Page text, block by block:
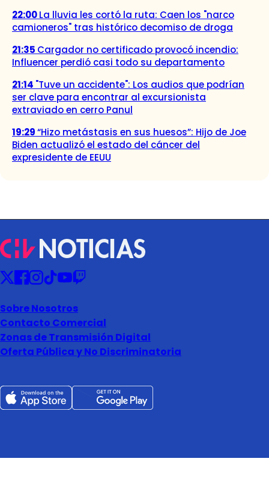
22:00La lluvia les cortó la ruta: Caen los "narco
camioneros" tras histórico decomiso de droga
21:35 Cargador no certificado provocó incendio:
Influencer perdió casi todo su departamento
21:14 "Tuve un accidente": Los audios que podrían
ser clave para encontrar al excursionista
extraviado en cerro Panul
19:29“Hizo metástasis en sus huesos”: Hijo de Joe
Biden actualizó el estado del cáncer del
expresidente de EEUU
Sobre Nosotros
Contacto Comercial
Zonas de Transmisión Digital
Oferta Pública y No Discriminatoria